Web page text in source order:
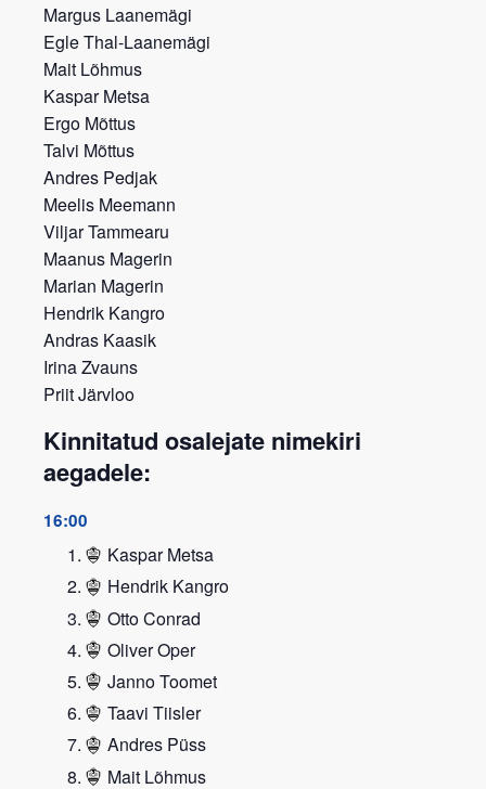
Margus Laanemägi
Egle Thal-Laanemägi
Mait Lõhmus
Kaspar Metsa
Ergo Mõttus
Talvi Mõttus
Andres Pedjak
Meelis Meemann
Viljar Tammearu
Maanus Magerin
Marian Magerin
Hendrik Kangro
Andras Kaasik
Irina Zvauns
Priit Järvloo
Kinnitatud osalejate nimekiri
aegadele:
16:00
Kaspar Metsa
Hendrik Kangro
Otto Conrad
Oliver Oper
Janno Toomet
Taavi Tiisler
Andres Püss
Mait Lõhmus